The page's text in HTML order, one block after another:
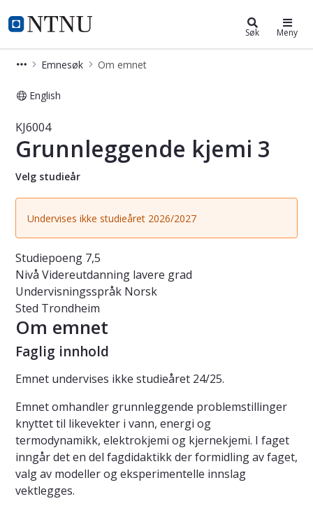
NTNU Hjemmeside
Studier Søk Meny
Emnesøk Om emnet
English
Emne - Grunnleggende kjemi 3 -
KJ6004
Grunnleggende kjemi 3
Velg studieår
Undervises ikke studieåret 2026/2027
Studiepoeng 7,5
Nivå Videreutdanning lavere grad
Undervisningsspråk Norsk
Sted Trondheim
Om emnet
Faglig innhold
Emnet undervises ikke studieåret 24/25.
Emnet omhandler grunnleggende problemstillinger
knyttet til likevekter i vann, energi og
termodynamikk, elektrokjemi og kjernekjemi. I faget
inngår det en del fagdidaktikk der formidling av faget,
valg av modeller og eksperimentelle innslag
vektlegges.